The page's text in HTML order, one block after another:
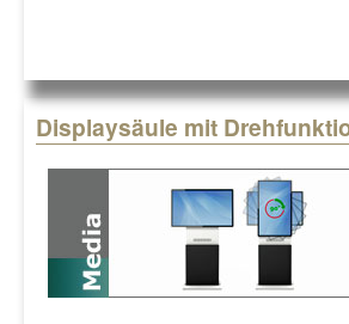
Displaysäule mit